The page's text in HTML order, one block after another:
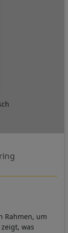
Rahmen, um
was